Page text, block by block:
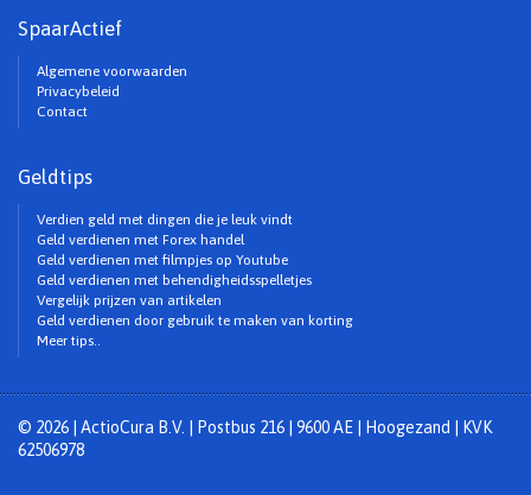
SpaarActief
Algemene voorwaarden
Privacybeleid
Contact
Geldtips
Verdien geld met dingen die je leuk vindt
Geld verdienen met Forex handel
Geld verdienen met filmpjes op Youtube
Geld verdienen met behendigheidsspelletjes
Vergelijk prijzen van artikelen
Geld verdienen door gebruik te maken van korting
Meer tips..
© 2026 | ActioCura B.V. | Postbus 216 | 9600 AE | Hoogezand | KVK
62506978